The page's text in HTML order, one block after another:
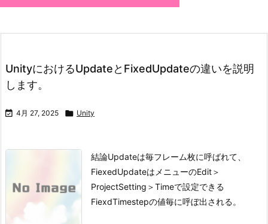
UnityにおけるUpdateとFixedUpdateの違いを説明
します。
 4月 27, 2025  Unity
結論Updateは毎フレーム枚に呼ばれて、
FiexedUpdateはメニューのEdit＞
ProjectSetting＞Timeで設定できる
FiexdTimestepの値毎に呼ぼ出される。